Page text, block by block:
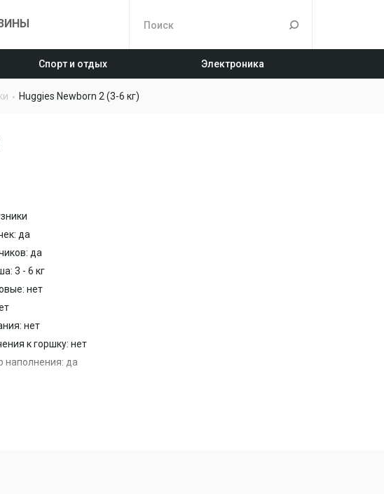
Спорт и отдых Электроника
Huggies Newborn 2 (3-6 кг)
да
да
3 - 6 кг
нет
нет
к горшку: нет
наполнения: да